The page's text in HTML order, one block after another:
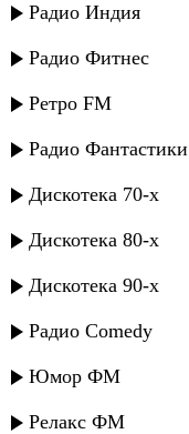
Радио Индия
Радио Фитнес
Ретро FM
Радио Фантастики
Дискотека 70-х
Дискотека 80-х
Дискотека 90-х
Радио Comedy
Юмор ФМ
Релакс ФМ
Хасбулат
Хасбулат
Хасбулат
Хасбулат
Хасбулат